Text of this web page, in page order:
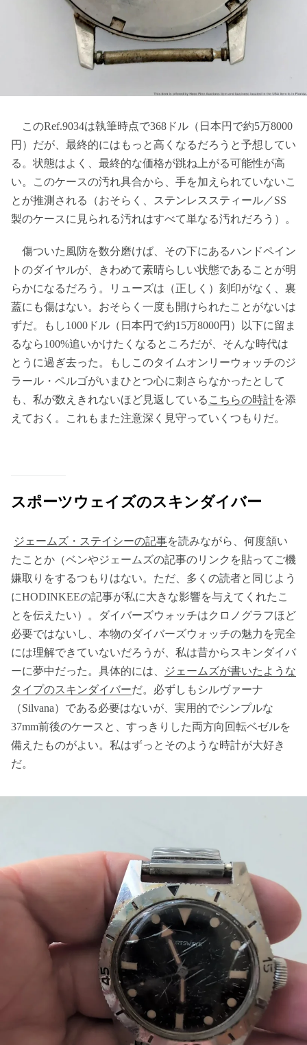
このRef.9034は執筆時点で368ドル（日本円で約5万8000
円）だが、最終的にはもっと高くなるだろうと予想してい
る。状態はよく、最終的な価格が跳ね上がる可能性が高
い。このケースの汚れ具合から、手を加えられていないこ
とが推測される（おそらく、ステンレススティール／SS
製のケースに見られる汚れはすべて単なる汚れだろう）。
傷ついた風防を数分磨けば、その下にあるハンドペイン
トのダイヤルが、きわめて素晴らしい状態であることが明
らかになるだろう。リューズは（正しく）刻印がなく、裏
蓋にも傷はない。おそらく一度も開けられたことがないは
ずだ。もし1000ドル（日本円で約15万8000円）以下に留ま
るなら100%追いかけたくなるところだが、そんな時代は
とうに過ぎ去った。もしこのタイムオンリーウォッチのジ
ラール・ペルゴがいまひとつ心に刺さらなかったとして
も、私が数えきれないほど見返している こちらの時計を添
えておく。これもまた注意深く見守っていくつもりだ。
スポーツウェイズのスキンダイバー
ジェームズ・ステイシーの記事を読みながら、何度頷い
たことか（ベンやジェームズの記事のリンクを貼ってご機
嫌取りをするつもりはない。ただ、多くの読者と同じよう
にHODINKEEの記事が私に大きな影響を与えてくれたこ
とを伝えたい）。ダイバーズウォッチはクロノグラフほど
必要ではないし、本物のダイバーズウォッチの魅力を完全
には理解できていないだろうが、私は昔からスキンダイバ
ーに夢中だった。具体的には、
ジェームズが書いたような
タイプのスキンダイバーだ。必ずしもシルヴァーナ
（Silvana）である必要はないが、実用的でシンプルな
37mm前後のケースと、すっきりした両方向回転ベゼルを
備えたものがよい。私はずっとそのような時計が大好き
だ。